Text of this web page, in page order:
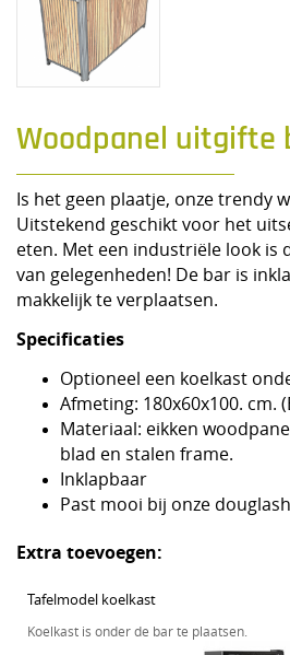
Woodpanel uitgifte
Is het geen plaatje, onze trendy
Uitstekend geschikt voor het
eten. Met een industriële look is
van gelegenheden! De bar is
makkelijk te verplaatsen.
Specificaties
Optioneel een koelkast
Afmeting: 180x60x100. cm.
Materiaal: eikken
blad en stalen frame.
Inklapbaar
Past mooi bij onze
Extra toevoegen:
Tafelmodel koelkast
Koelkast is onder de bar te plaatsen.